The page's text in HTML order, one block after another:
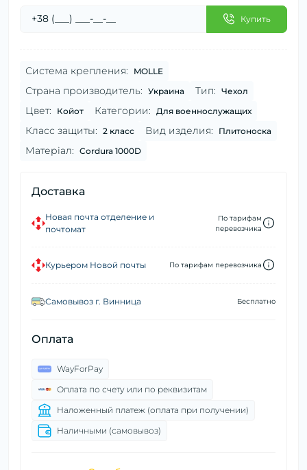
Купить
Система крепления: MOLLE
Страна производитель: Украина Тип: Чехол
Цвет: Койот Категории: Для военнослужащих
Класс защиты: 2 класс Вид изделия: Плитоноска
Матеріал: Cordura 1000D
Доставка
Новая почта отделение и
почтомат
По тарифам
перевозчика
Курьером Новой почты По тарифам перевозчика
Самовывоз г. Винница Бесплатно
Оплата
WayForPay
Оплата по счету или по реквизитам
Наложенный платеж (оплата при получении)
Наличными (самовывоз)